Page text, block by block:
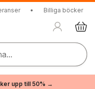
• Billiga böcker
upp till 50% →